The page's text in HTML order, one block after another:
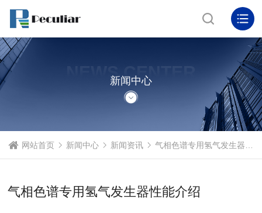
NEWS CENTER
新闻中心
网站首页 新闻中心 新闻资讯 气相色谱专用氢气发生器性能介绍
气相色谱专用氢气发生器性能介绍